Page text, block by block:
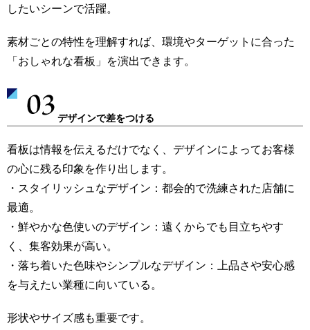
したいシーンで活躍。
素材ごとの特性を理解すれば、環境やターゲットに合った
「おしゃれな看板」を演出できます。
デザインで差をつける
看板は情報を伝えるだけでなく、デザインによってお客様
の心に残る印象を作り出します。
・スタイリッシュなデザイン：都会的で洗練された店舗に
最適。
・鮮やかな色使いのデザイン：遠くからでも目立ちやす
く、集客効果が高い。
・落ち着いた色味やシンプルなデザイン：上品さや安心感
を与えたい業種に向いている。
形状やサイズ感も重要です。